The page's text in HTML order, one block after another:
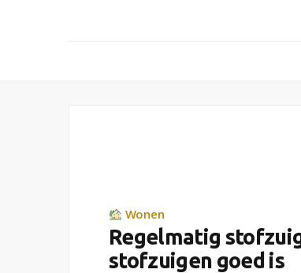
Wonen
Regelmatig
stofzuigen goed is